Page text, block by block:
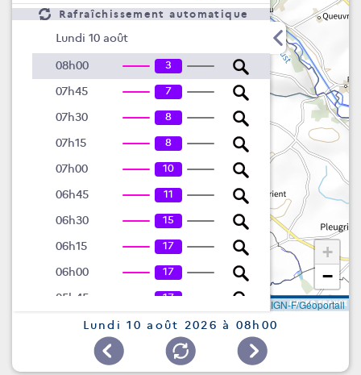
Rafraîchissement automatique
Lundi 10 août
08h00 3
07h45 7
07h30 8
07h15 8
07h00 10
06h45 11
06h30 15
06h15 17
06h00 17
05h45 17
05h30 17
17
+
−
IGN-F/Géoportail
Lundi 10 août 2026 à 08h00